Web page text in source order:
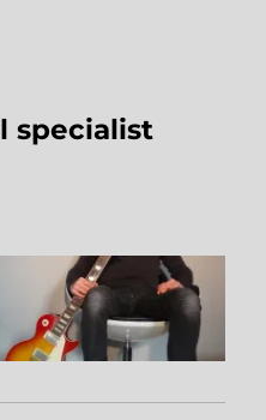
specialist